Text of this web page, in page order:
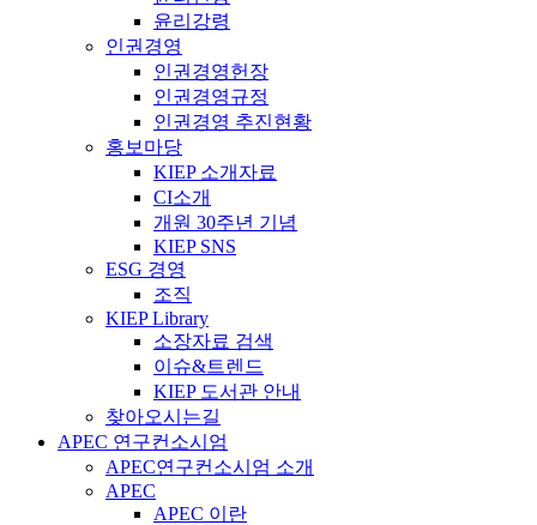
윤리강령
인권경영
인권경영헌장
인권경영규정
인권경영 추진현황
홍보마당
KIEP 소개자료
CI소개
개원 30주년 기념
KIEP SNS
ESG 경영
조직
KIEP Library
소장자료 검색
이슈&트렌드
KIEP 도서관 안내
찾아오시는길
APEC 연구컨소시엄
APEC연구컨소시엄 소개
APEC
APEC 이란